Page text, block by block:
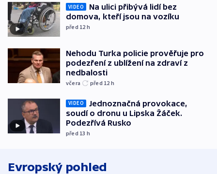
VIDEO
Na ulici přibývá lidí bez
domova, kteří jsou na vozíku
před 12 h
Nehodu Turka policie prověřuje pro
podezření z ublížení na zdraví z
nedbalosti
včera před 12 h
VIDEO
Jednoznačná provokace,
soudí o dronu u Lipska Žáček.
Podezřívá Rusko
před 13 h
Evropský pohled